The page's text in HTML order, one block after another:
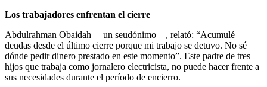
Los trabajadores enfrentan el cierre
Abdulrahman Obaidah —un seudónimo—, relató: “Acumulé
deudas desde el último cierre porque mi trabajo se detuvo. No sé
dónde pedir dinero prestado en este momento”. Este padre de tres
hijos que trabaja como jornalero electricista, no puede hacer frente a
sus necesidades durante el período de encierro.